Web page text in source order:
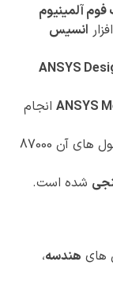
آلمینیوم
انسیس
ANSYS
انجام
نوع مش ساختار یافته بوده و تعداد سلول های آن 87000
شده است.
های هندسه،